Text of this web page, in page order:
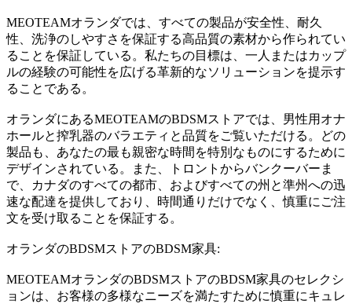
MEOTEAMオランダでは、すべての製品が安全性、耐久
性、洗浄のしやすさを保証する高品質の素材から作られてい
ることを保証している。私たちの目標は、一人またはカップ
ルの経験の可能性を広げる革新的なソリューションを提示す
ることである。
オランダにあるMEOTEAMのBDSMストアでは、男性用オナ
ホールと搾乳器のバラエティと品質をご覧いただける。どの
製品も、あなたの最も親密な時間を特別なものにするために
デザインされている。また、トロントからバンクーバーま
で、カナダのすべての都市、およびすべての州と準州への迅
速な配達を提供しており、時間通りだけでなく、慎重にご注
文を受け取ることを保証する。
オランダのBDSMストアのBDSM家具:
MEOTEAMオランダのBDSMストアのBDSM家具のセレクシ
ョンは、お客様の多様なニーズを満たすために慎重にキュレ